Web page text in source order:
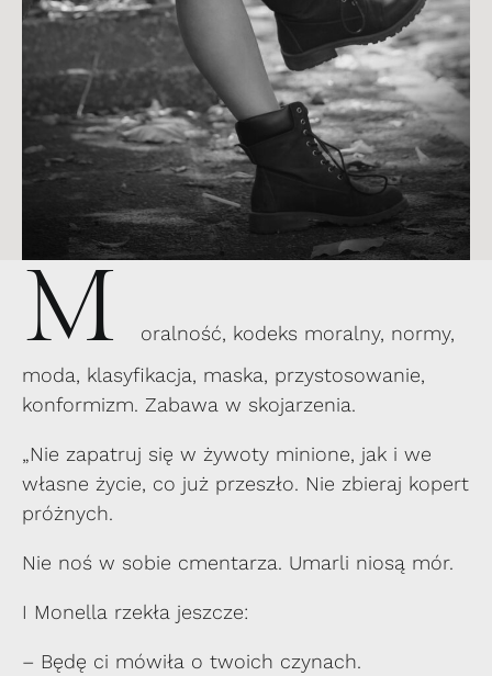
M
oralność, kodeks moralny, normy,
moda, klasyfikacja, maska, przystosowanie,
konformizm. Zabawa w skojarzenia.
„Nie zapatruj się w żywoty minione, jak i we
własne życie, co już przeszło. Nie zbieraj kopert
próżnych.
Nie noś w sobie cmentarza. Umarli niosą mór.
I Monella rzekła jeszcze:
– Będę ci mówiła o twoich czynach.